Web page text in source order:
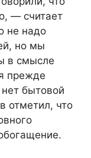
— считает
не надо
но мы
в смысле
прежде
бытовой
отметил, что